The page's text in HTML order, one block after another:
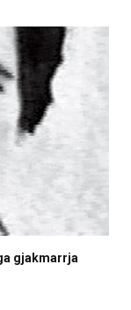
gjakmarrja